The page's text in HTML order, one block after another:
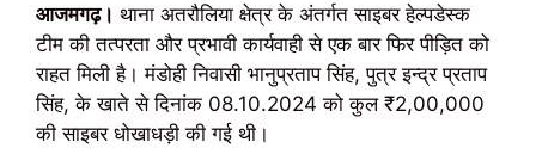
आजमगढ़। थाना अतरौलिया क्षेत्र के अंतर्गत साइबर हेल्पडेस्क
टीम की तत्परता और प्रभावी कार्यवाही से एक बार फिर पीड़ित को
राहत मिली है। मंडोही निवासी भानुप्रताप सिंह, पुत्र इन्द्र प्रताप
सिंह, के खाते से दिनांक 08.10.2024 को कुल ₹2,00,000
की साइबर धोखाधड़ी की गई थी।